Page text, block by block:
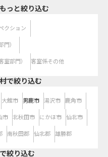
っと絞り込む
クション
門）
室部門） 客室係その他
で絞り込む
大館市 男鹿市 湯沢市 鹿角市
市 北秋田市 にかほ市 仙北市
南秋田郡 仙北郡 雄勝郡
絞り込む